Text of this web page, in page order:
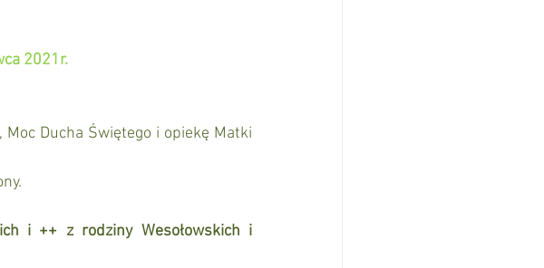
2021r.
Ducha Świętego i opiekę Matki
i ++ z rodziny Wesołowskich i